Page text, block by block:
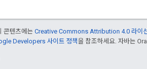
콘텐츠에는 Creative Commons Attribution 4.0 라이
Developers 사이트 정책을 참조하세요. 자바는